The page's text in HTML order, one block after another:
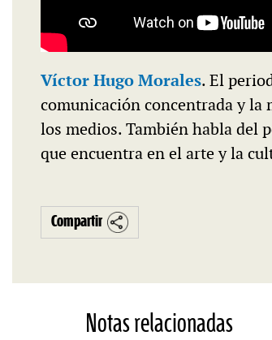
Víctor Hugo Morales. El
comunicación concentrada y
los medios. También habla del
que encuentra en el arte y la
Compartir
Notas relacionadas